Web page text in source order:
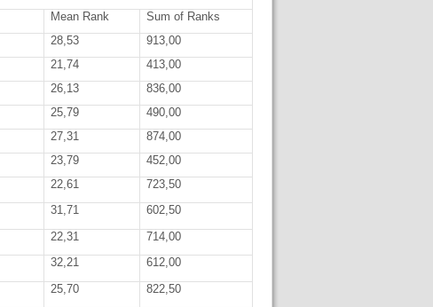
Mean Rank
Sum of Ranks
28,53
913,00
21,74
413,00
26,13
836,00
25,79
490,00
27,31
874,00
23,79
452,00
22,61
723,50
31,71
602,50
22,31
714,00
32,21
612,00
25,70
822,50